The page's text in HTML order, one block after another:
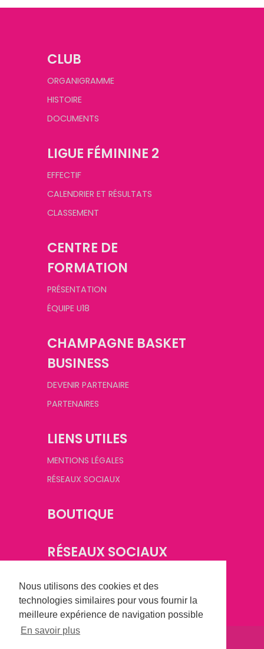
Nous utilisons des cookies et des
technologies similaires pour vous fournir la
meilleure expérience de navigation possible
En savoir plus
CLUB
ORGANIGRAMME
HISTOIRE
DOCUMENTS
LIGUE FÉMININE 2
EFFECTIF
CALENDRIER ET RÉSULTATS
CLASSEMENT
CENTRE DE
FORMATION
PRÉSENTATION
ÉQUIPE U18
CHAMPAGNE BASKET
BUSINESS
DEVENIR PARTENAIRE
PARTENAIRES
LIENS UTILES
MENTIONS LÉGALES
RÉSEAUX SOCIAUX
BOUTIQUE
RÉSEAUX SOCIAUX